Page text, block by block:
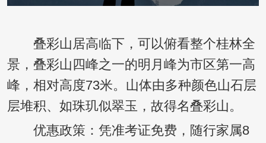
叠彩山居高临下，可以俯看整个桂林全
景，叠彩山四峰之一的明月峰为市区第一高
峰，相对高度73米。山体由多种颜色山石层
层堆积、如珠玑似翠玉，故得名叠彩山。
优惠政策：凭准考证免费，随行家属8